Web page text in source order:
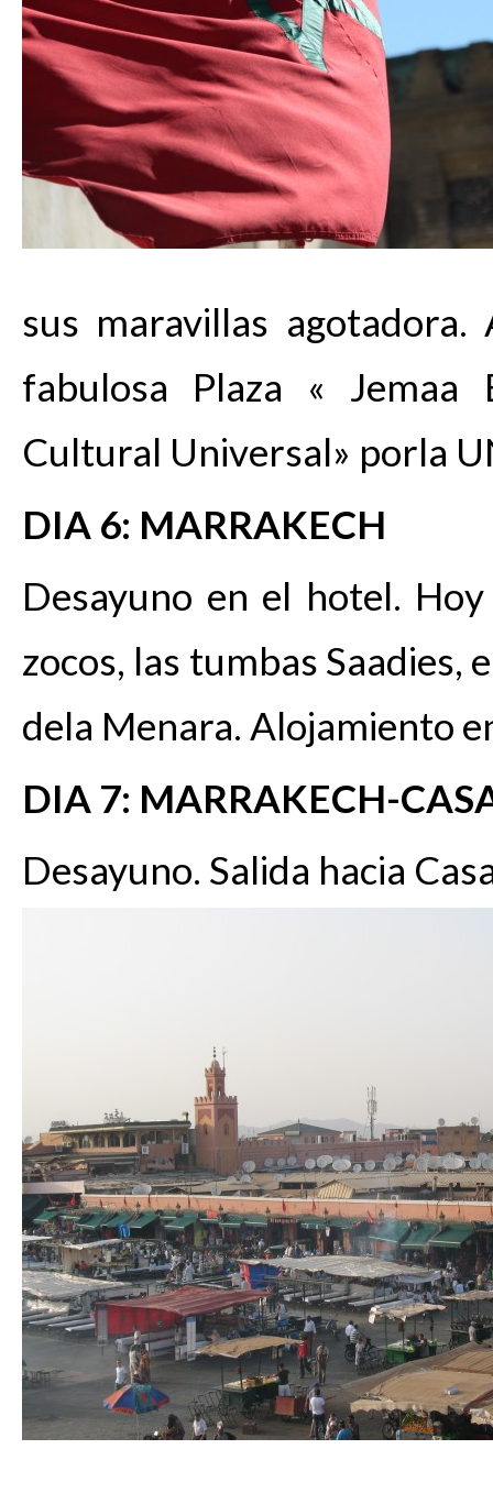
sus maravillas
fabulosa Plaza « Jemaa
Cultural Universal» porla
DIA 6: MARRAKECH
Desayuno en el hotel.
zocos, las tumbas Saadies,
dela Menara. Alojamiento
DIA 7: MARRAKECH-
Desayuno. Salida hacia